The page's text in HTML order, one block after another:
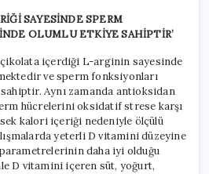
SAYESİNDE SPERM
OLUMLU ETKİYE SAHİPTİR’
içerdiği L-arginin sayesinde
ve sperm fonksiyonları
Aynı zamanda antioksidan
hücrelerini oksidatif strese karşı
kalori içeriği nedeniyle ölçülü
yeterli D vitamini düzeyine
daha iyi olduğu
D vitamini içeren süt, yoğurt,